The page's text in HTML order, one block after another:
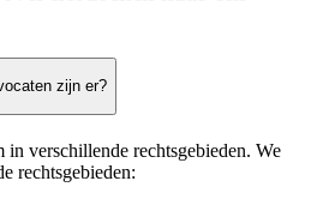
zijn er?
verschillende rechtsgebieden. We
rechtsgebieden: